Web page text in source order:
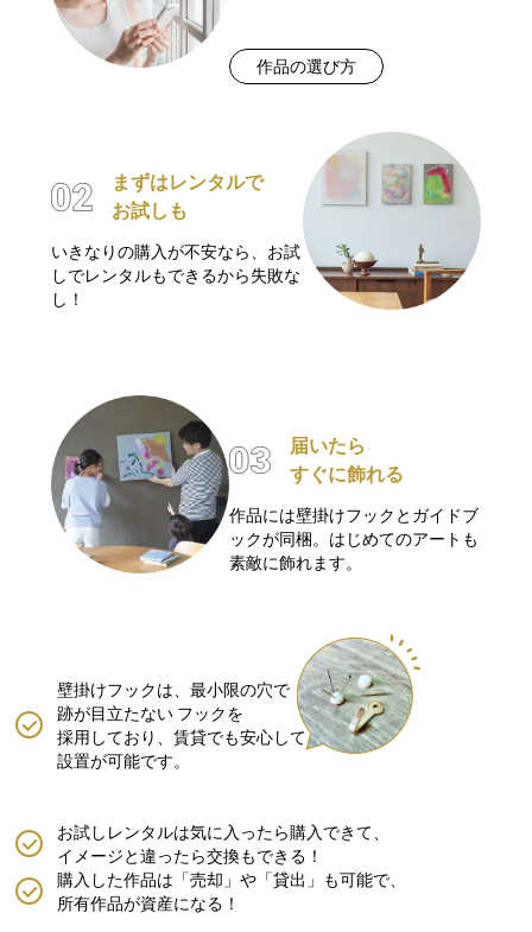
作品の選び方
まずはレンタルで
お試しも
いきなりの購入が不安なら、お試
しでレンタルもできるから失敗な
し！
届いたら
すぐに飾れる
作品には壁掛けフックとガイドブ
ックが同梱。はじめてのアートも
素敵に飾れます。
壁掛けフックは、最小限の穴で
跡が目立たない フックを
採用しており、賃貸でも安心して
設置が可能です。
購入した作品は「売却」や「貸出」も可能で、
所有作品が資産になる！
お試しレンタルは気に入ったら購入できて、
イメージと違ったら交換もできる！